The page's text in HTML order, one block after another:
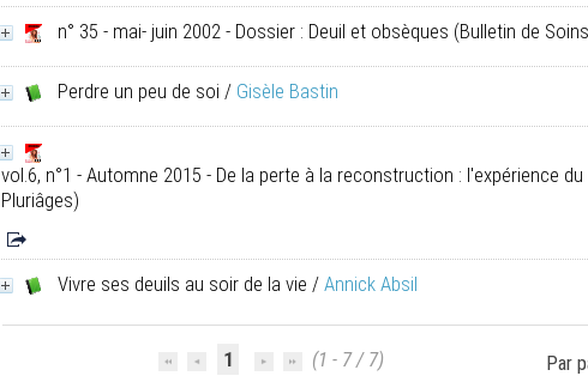
n° 35 - mai- juin 2002 - Dossier : Deuil et obsèques (Bulletin de
Perdre un peu de soi / Gisèle Bastin
vol.6, n°1 - Automne 2015 - De la perte à la reconstruction : l'expérience
Pluriâges)
Vivre ses deuils au soir de la vie / Annick Absil
1 (1 - 7 / 7) Par